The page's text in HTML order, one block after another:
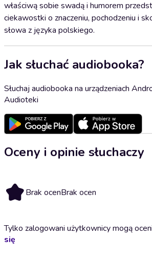
właściwą sobie swadą i humorem
ciekawostki o znaczeniu, pochodzeniu i
słowa z języka polskiego.
Jak słuchać audiobooka?
Słuchaj audiobooka na urządzeniach
Audioteki
Oceny i opinie słuchaczy
Brak ocenBrak ocen
Tylko zalogowani użytkownicy mogą
się